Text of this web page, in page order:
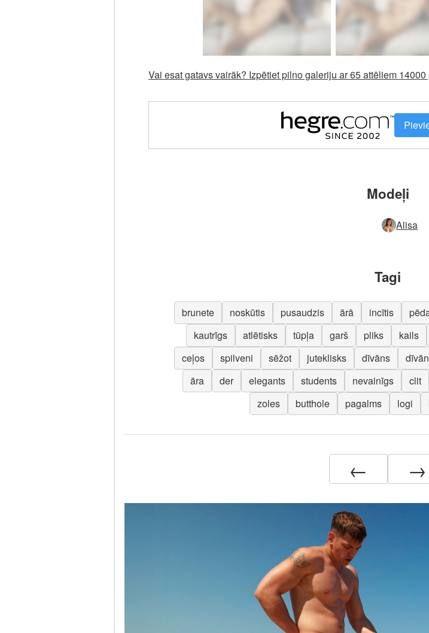
Vai esat gatavs vairāk? Izpētiet pilno galeriju ar 65 attēliem
Modeļi
Alisa
Tagi
brunete noskūtis pusaudzis ārā incītis
kautrīgs
atlētisks tūpļa garš pliks kails
ceļos
spilveni sēžot juteklisks dīvāns
āra
der elegants students nevainīgs clit
zoles
butthole pagalms logi
← →